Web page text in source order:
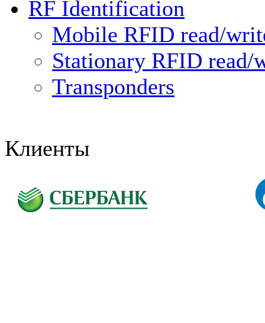
RF Identification
Mobile RFID read/
Stationary RFID read/
Transponders
Клиенты